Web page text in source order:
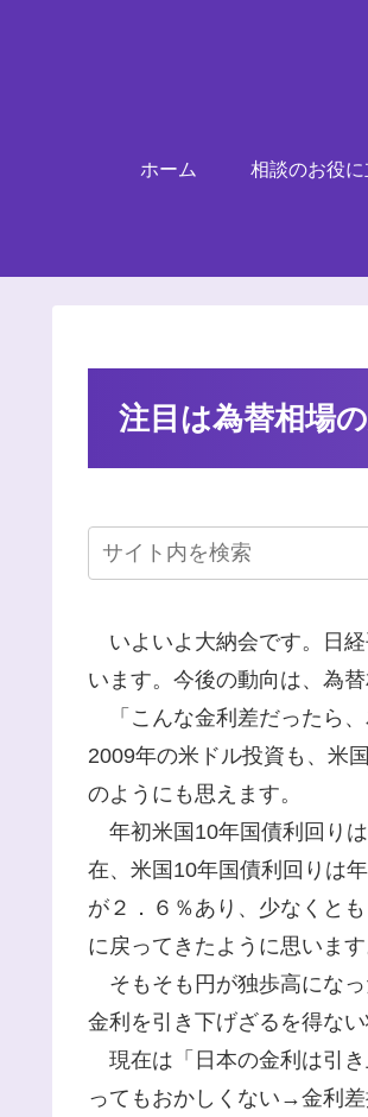
ホーム 相談のお役に
注目は為替相場
いよいよ大納会です。日
います。今後の動向は、為
「こんな金利差だったら
2009年の米ドル投資も、米
のようにも思えます。
年初米国10年国債利回り
在、米国10年国債利回りは
が２．６％あり、少なくと
に戻ってきたように思います
そもそも円が独歩高にな
金利を引き下げざるを得な
現在は「日本の金利は引
ってもおかしくない→金利